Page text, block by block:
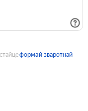
формай зваротнай